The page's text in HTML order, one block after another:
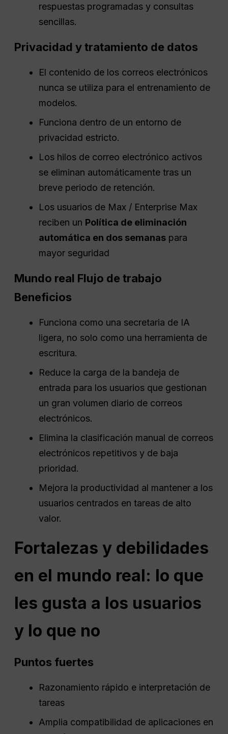
respuestas programadas y consultas
sencillas.
Privacidad y tratamiento de datos
El contenido de los correos electrónicos
nunca se utiliza para el entrenamiento de
modelos.
Funciona dentro de un entorno de
privacidad estricto.
Los hilos de correo electrónico activos
se eliminan automáticamente tras un
breve periodo de retención.
Los usuarios de Max / Enterprise Max
reciben un Política de eliminación
automática en dos semanas para
mayor seguridad
Mundo real Flujo de trabajo
Beneficios
Funciona como una secretaria de IA
ligera, no solo como una herramienta de
escritura.
Reduce la carga de la bandeja de
entrada para los usuarios que gestionan
un gran volumen diario de correos
electrónicos.
Elimina la clasificación manual de correos
electrónicos repetitivos y de baja
prioridad.
Mejora la productividad al mantener a los
usuarios centrados en tareas de alto
valor.
Fortalezas y debilidades
en el mundo real: lo que
les gusta a los usuarios
y lo que no
Puntos fuertes
Razonamiento rápido e interpretación de
tareas
Amplia compatibilidad de aplicaciones en